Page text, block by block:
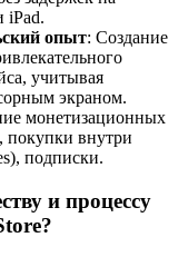
iPad.
опыт: Создание
учитывая
экраном.
монетизационных
покупки внутри
подписки.
и процессу